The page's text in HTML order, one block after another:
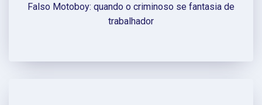
Falso Motoboy: quando o criminoso se fantasia de
trabalhador